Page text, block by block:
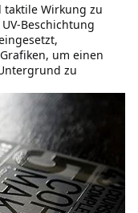
taktile Wirkung zu
Beschichtung
um einen
zu